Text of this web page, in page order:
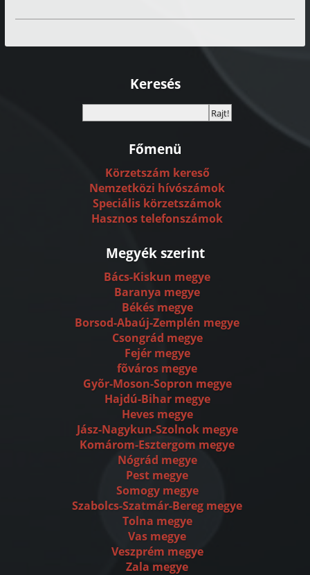
Keresés
Főmenü
Körzetszám kereső
Nemzetközi hívószámok
Speciális körzetszámok
Hasznos telefonszámok
Megyék szerint
Bács-Kiskun megye
Baranya megye
Békés megye
Borsod-Abaúj-Zemplén megye
Csongrád megye
Fejér megye
fõváros megye
Gyõr-Moson-Sopron megye
Hajdú-Bihar megye
Heves megye
Jász-Nagykun-Szolnok megye
Komárom-Esztergom megye
Nógrád megye
Pest megye
Somogy megye
Szabolcs-Szatmár-Bereg megye
Tolna megye
Vas megye
Veszprém megye
Zala megye